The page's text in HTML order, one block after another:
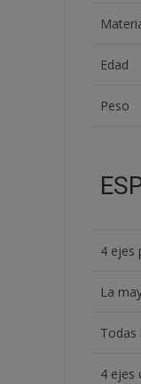
Edad
Peso
4 ejes
La
Todas
4 ejes